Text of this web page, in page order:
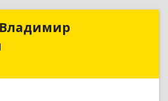
ИП Глушко Владимир